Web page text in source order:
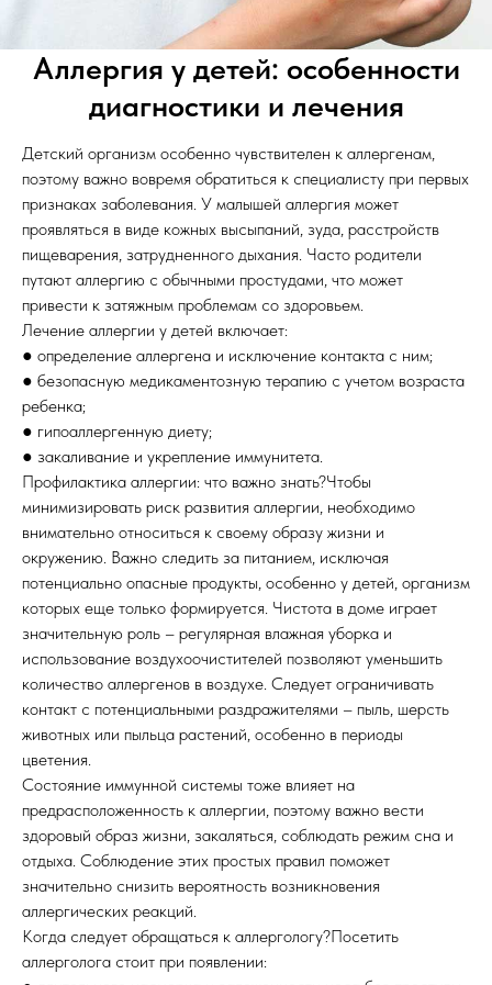
Аллергия у детей: особенности
диагностики и лечения
Детский организм особенно чувствителен к аллергенам,
поэтому важно вовремя обратиться к специалисту при первых
признаках заболевания. У малышей аллергия может
проявляться в виде кожных высыпаний, зуда, расстройств
пищеварения, затрудненного дыхания. Часто родители
путают аллергию с обычными простудами, что может
привести к затяжным проблемам со здоровьем.
Лечение аллергии у детей включает:
● определение аллергена и исключение контакта с ним;
● безопасную медикаментозную терапию с учетом возраста
ребенка;
● гипоаллергенную диету;
● закаливание и укрепление иммунитета.
Профилактика аллергии: что важно знать?Чтобы
минимизировать риск развития аллергии, необходимо
внимательно относиться к своему образу жизни и
окружению. Важно следить за питанием, исключая
потенциально опасные продукты, особенно у детей, организм
которых еще только формируется. Чистота в доме играет
значительную роль – регулярная влажная уборка и
использование воздухоочистителей позволяют уменьшить
количество аллергенов в воздухе. Следует ограничивать
контакт с потенциальными раздражителями – пыль, шерсть
животных или пыльца растений, особенно в периоды
цветения.
Состояние иммунной системы тоже влияет на
предрасположенность к аллергии, поэтому важно вести
здоровый образ жизни, закаляться, соблюдать режим сна и
отдыха. Соблюдение этих простых правил поможет
значительно снизить вероятность возникновения
аллергических реакций.
Когда следует обращаться к аллергологу?Посетить
аллерголога стоит при появлении: